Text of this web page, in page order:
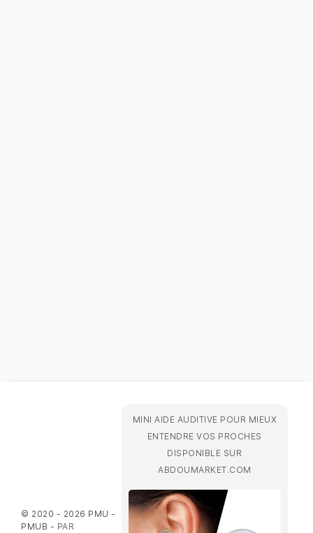
© 2020 - 2026 PMU -
PMUB - PAR
MINI AIDE AUDITIVE POUR MIEUX
ENTENDRE VOS PROCHES
DISPONIBLE SUR
ABDOUMARKET.COM